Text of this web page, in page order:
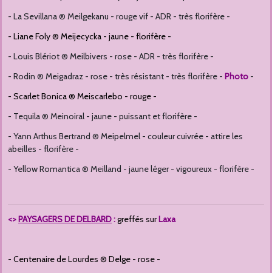
- La Sevillana ® Meilgekanu - rouge vif - ADR - très florifère -
- Liane Foly ® Meijecycka - jaune - florifère -
- Louis Blériot ® Meilbivers - rose - ADR - très florifère -
- Rodin ® Meigadraz - rose - très résistant - très florifère - Photo -
- Scarlet Bonica ® Meiscarlebo - rouge -
- Tequila ® Meinoiral - jaune - puissant et florifère -
- Yann Arthus Bertrand ® Meipelmel - couleur cuivrée - attire les
abeilles - florifère -
- Yellow Romantica ® Meilland - jaune léger - vigoureux - florifère -
<>PAYSAGERS DE DELBARD:greffés surLaxa
- Centenaire de Lourdes ® Delge - rose -